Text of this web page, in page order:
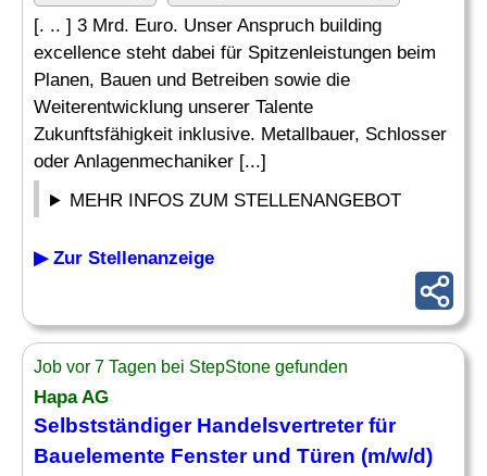
[. .. ] 3 Mrd. Euro. Unser Anspruch building
excellence steht dabei für Spitzenleistungen beim
Planen, Bauen und Betreiben sowie die
Weiterentwicklung unserer Talente
Zukunftsfähigkeit inklusive. Metallbauer, Schlosser
oder Anlagenmechaniker [...]
MEHR INFOS ZUM STELLENANGEBOT
▶ Zur Stellenanzeige
Job vor 7 Tagen bei StepStone gefunden
Hapa AG
Selbstständiger Handelsvertreter für
Bauelemente Fensterund Türen (m/w/d)